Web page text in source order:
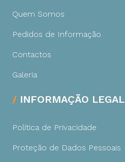
Quem Somos
Pedidos de Informação
Contactos
Galeria
INFORMAÇÃO LEGAL
Política de Privacidade
Proteção de Dados Pessoais